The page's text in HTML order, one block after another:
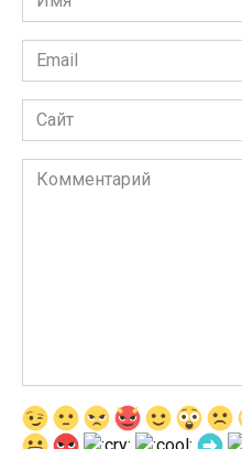
*
Email
*
Сайт
Комментарий